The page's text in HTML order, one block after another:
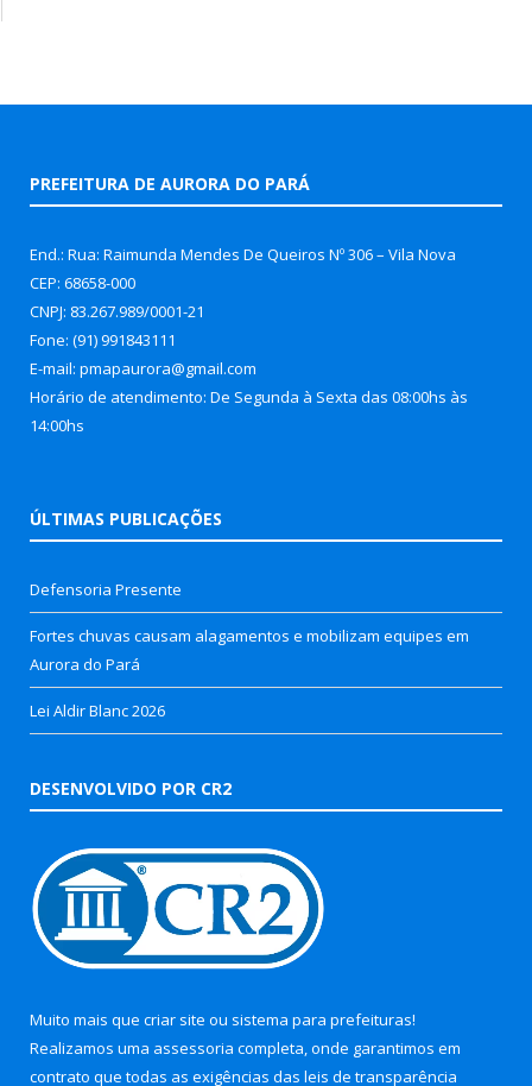
PREFEITURA DE AURORA DO PARÁ
End.: Rua: Raimunda Mendes De Queiros Nº 306 – Vila Nova
CEP: 68658-000
CNPJ: 83.267.989/0001-21
Fone: (91) 991843111
E-mail: pmapaurora@gmail.com
Horário de atendimento: De Segunda à Sexta das 08:00hs às
14:00hs
ÚLTIMAS PUBLICAÇÕES
Defensoria Presente
Fortes chuvas causam alagamentos e mobilizam equipes em
Aurora do Pará
Lei Aldir Blanc 2026
DESENVOLVIDO POR CR2
Muito mais que criar site ou sistema para prefeituras!
Realizamos uma assessoria completa, onde garantimos em
contrato que todas as exigências das leis de transparência